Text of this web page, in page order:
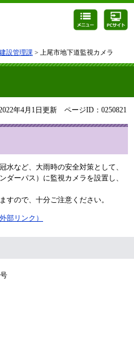
建設管理課 > 上尾市地下道監視カメラ
年4月1日更新 ページID：0250821
など、大雨時の安全対策として、
ダーパス）に監視カメラを設置し、
ので、十分ご注意ください。
部リンク）